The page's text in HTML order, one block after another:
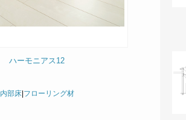
ハーモニアス12
内部床| フローリング材